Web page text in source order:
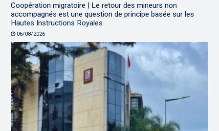
Coopération migratoire | Le retour des mineurs non
accompagnés est une question de principe basée sur les
Hautes Instructions Royales
06/08/2026